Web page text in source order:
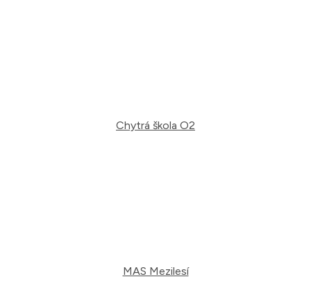
Chytrá škola O2
MAS Mezilesí